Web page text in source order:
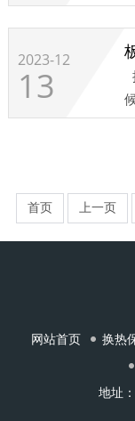
...
2023-12
13
首页 上一页
网站首页 换热
地址